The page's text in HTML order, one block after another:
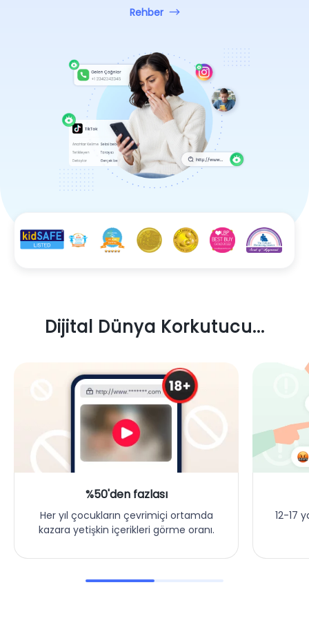
Rehber
Dijital Dünya Korkutucu...
%50'den fazlası
Her yıl çocukların çevrimiçi ortamda
kazara yetişkin içerikleri görme oranı.
12-17